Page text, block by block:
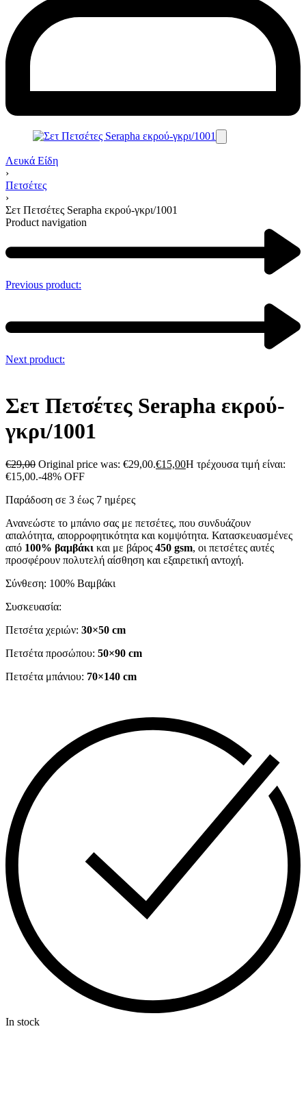
Λευκά Είδη
›
Πετσέτες
›
Σετ Πετσέτες Serapha εκρού-γκρι/1001
Product navigation
Previous product:
Next product:
Σετ Πετσέτες Serapha εκρού-
γκρι/1001
€29,00 Original price was: €29,00.€15,00Η τρέχουσα τιμή είναι:
€15,00.-48% OFF
Παράδοση σε 3 έως 7 ημέρες
Ανανεώστε το μπάνιο σας με πετσέτες, που συνδυάζουν
απαλότητα, απορροφητικότητα και κομψότητα. Κατασκευασμένες
από 100% βαμβάκι και με βάρος 450 gsm, οι πετσέτες αυτές
προσφέρουν πολυτελή αίσθηση και εξαιρετική αντοχή.
Σύνθεση: 100% Βαμβάκι
Συσκευασία:
Πετσέτα χεριών: 30×50 cm
Πετσέτα προσώπου: 50×90 cm
Πετσέτα μπάνιου: 70×140 cm
In stock